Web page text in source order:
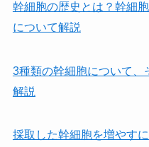
幹細胞の歴史とは？幹細
について解説
3種類の幹細胞について、
解説
採取した幹細胞を増やす